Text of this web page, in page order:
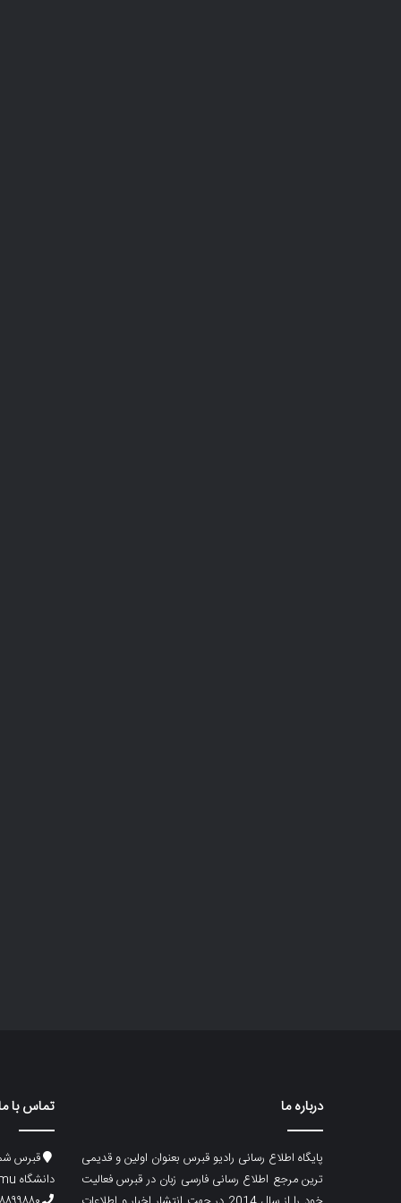
درباره ما
پایگاه اطلاع رسانی رادیو قبرس بعنوان اولین و قدیمی
ترین مرجع اطلاع رسانی فارسی زبان در قبرس فعالیت
تماس با
قبرس
دانشگاه emu، ساختمان ماگری، پلاک۲